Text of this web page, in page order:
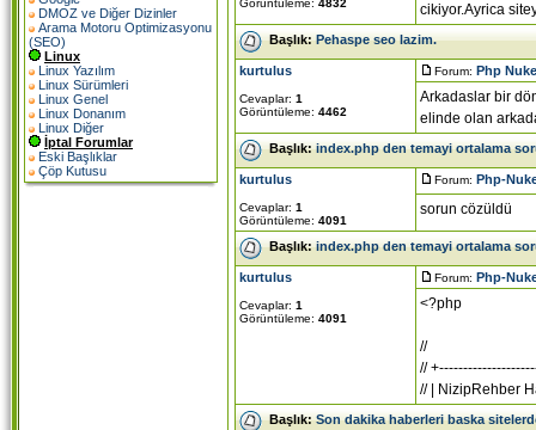
DMOZ ve Diğer Dizinler
Arama Motoru Optimizasyonu
(SEO)
Linux
Linux Yazılım
Linux Sürümleri
Linux Genel
Linux Donanım
Linux Diğer
İptal Forumlar
Eski Başlıklar
Çöp Kutusu
cikiyor.Ayrica
Başlık:Pehaspe seo lazim.
kurtulus
Cevaplar: 1
Görüntüleme: 4462
Forum: Php
Arkadaslar bir
elinde olan
Başlık:index.php den temayi ortalama
kurtulus
Cevaplar: 1
Görüntüleme: 4091
Forum: Php-
sorun cözüldü
Başlık:index.php den temayi ortalama
kurtulus
Cevaplar: 1
Görüntüleme: 4091
Forum: Php-
<?php
//
//
// | NizipRehber
Başlık:Son dakika haberleri baska